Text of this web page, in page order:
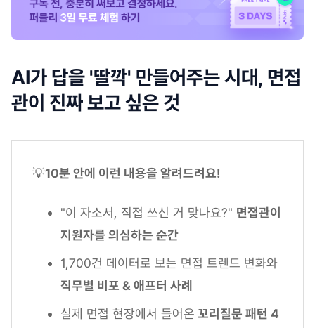
AI가 답을 '딸깍' 만들어주는 시대, 면접
관이 진짜 보고 싶은 것
💡10분 안에 이런 내용을 알려드려요!
"이 자소서, 직접 쓰신 거 맞나요?" 면접관이
지원자를 의심하는 순간
1,700건 데이터로 보는 면접 트렌드 변화와
직무별 비포 & 애프터 사례
실제 면접 현장에서 들어온 꼬리질문 패턴 4